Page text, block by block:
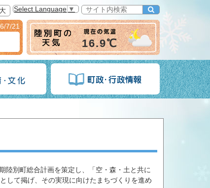
大 Select Language ▼
7/21
16.9℃
別町総合計画を策定し、「空・森・土と共に
して掲げ、その実現に向けたまちづくりを進め